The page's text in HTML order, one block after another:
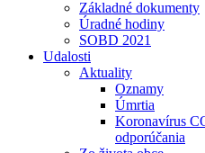
Základné dokumenty
Úradné hodiny
SOBD 2021
Udalosti
Aktuality
Oznamy
Úmrtia
Koronavírus
odporúčania